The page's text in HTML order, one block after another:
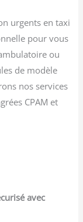
urgents en taxi
pour vous
ou
de modèle
nos services
CPAM et
avec